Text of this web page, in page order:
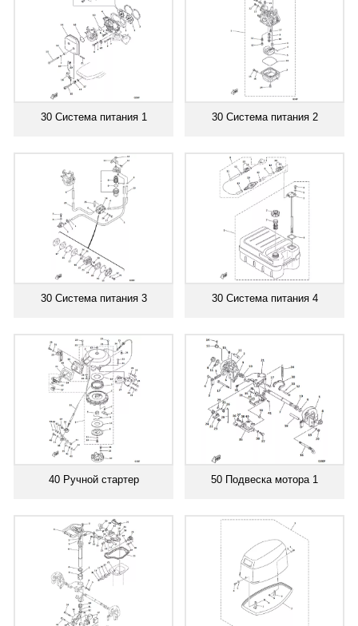
30 Система питания 1 30 Система питания 2
30 Система питания 3 30 Система питания 4
40 Ручной стартер 50 Подвеска мотора 1